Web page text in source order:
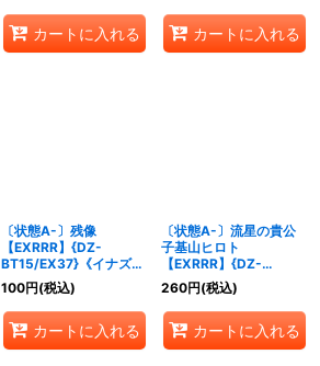
カートに入れる カートに入れる
〔状態A-〕残像
【EXRRR】{DZ-
BT15/EX37}《イナズマ
イレブン》
100円(税込)
カートに入れる
〔状態A-〕流星の貴公
子基山ヒロト
【EXRRR】{DZ-
BT15/EX04}《イナズマ
イレブン》
260円(税込)
カートに入れる